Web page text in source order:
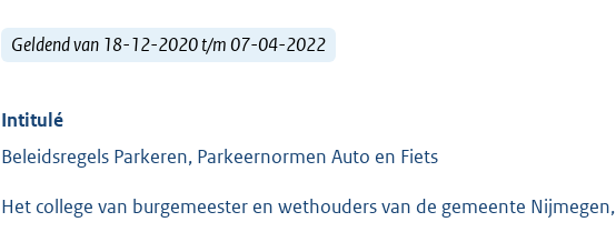
Geldend van 18-12-2020 t/m 07-04-2022
Intitulé
Beleidsregels Parkeren, Parkeernormen Auto en Fiets
Het college van burgemeester en wethouders van de gemeente Nijmegen,